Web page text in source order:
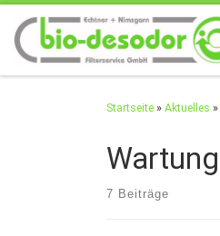
Zum Inhalt springen
Startseite » Aktuelles »
Wartung
7 Beiträge